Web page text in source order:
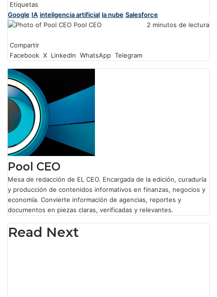
Etiquetas
Google IA inteligencia artificial la nube Salesforce
Pool CEO
2 minutos de lectura
a
c
b
o
o
i
n
e
d
I
n
h
a
s
A
p
p
e
l
g
r
a
m
Compartir
Facebook X LinkedIn WhatsApp Telegram
Pool CEO
Mesa de redacción de EL CEO. Encargada de la edición, curaduría
y producción de contenidos informativos en finanzas, negocios y
economía. Convierte información de agencias, reportes y
documentos en piezas claras, verificadas y relevantes.
Read Next